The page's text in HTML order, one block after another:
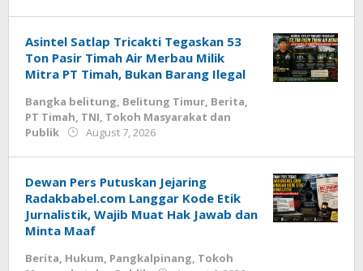
Asintel Satlap Tricakti Tegaskan 53
Ton Pasir Timah Air Merbau Milik
Mitra PT Timah, Bukan Barang Ilegal
Bangka belitung, Belitung Timur, Berita,
PT Timah, TNI, Tokoh Masyarakat dan
Publik
August 7, 2026
Dewan Pers Putuskan Jejaring
Radakbabel.com Langgar Kode Etik
Jurnalistik, Wajib Muat Hak Jawab dan
Minta Maaf
Berita, Hukum, Pangkalpinang, Tokoh